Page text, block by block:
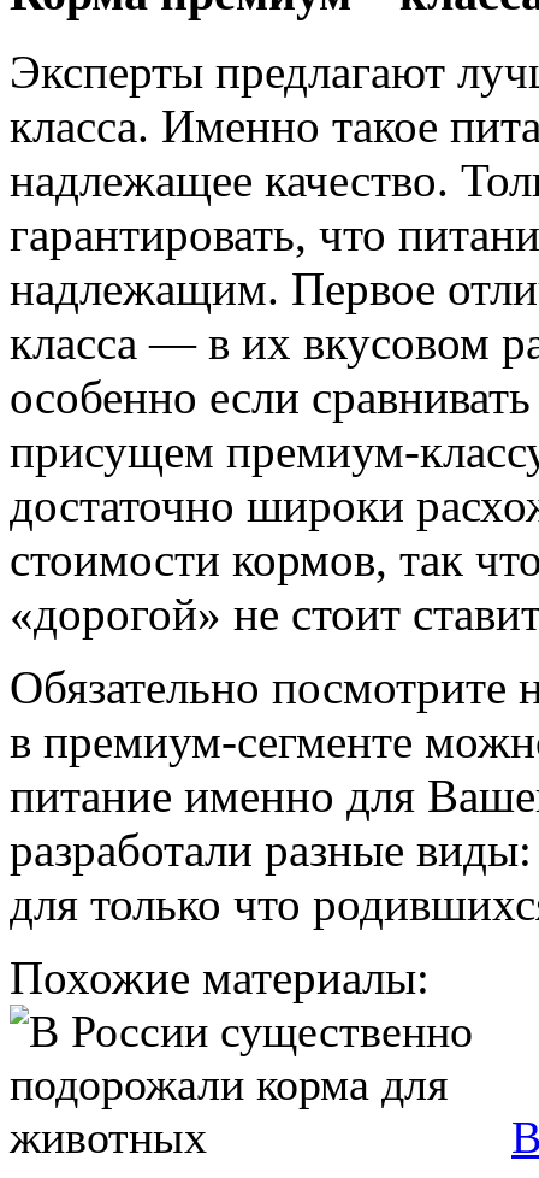
Эксперты предлагают
класса. Именно такое
надлежащее качество.
гарантировать, что
надлежащим. Первое
класса — в их вкусовом
особенно если
присущем премиум-
достаточно широки
стоимости кормов, так
«дорогой» не стоит
Обязательно посмотрите
в премиум-сегменте
питание именно для
разработали разные
для только что
Похожие материалы: